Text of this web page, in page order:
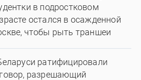
в подростковом
остался в осажденной
чтобы рыть траншеи
ратифицировали
разрешающий